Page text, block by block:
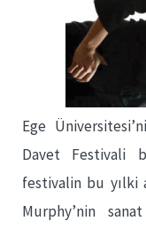
Ege
Davet Festivali
festivalin bu yılki
Murphy’nin